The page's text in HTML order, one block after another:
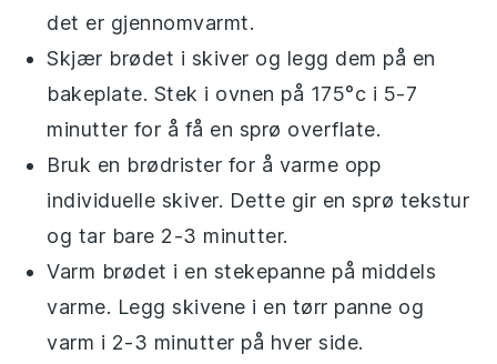
det er gjennomvarmt.
Skjær brødet i skiver og legg dem på en
bakeplate. Stek i ovnen på 175°c i 5-7
minutter for å få en sprø overflate.
Bruk en brødrister for å varme opp
individuelle skiver. Dette gir en sprø tekstur
og tar bare 2-3 minutter.
Varm brødet i en stekepanne på middels
varme. Legg skivene i en tørr panne og
varm i 2-3 minutter på hver side.